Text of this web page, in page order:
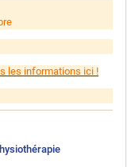
les informations ici !